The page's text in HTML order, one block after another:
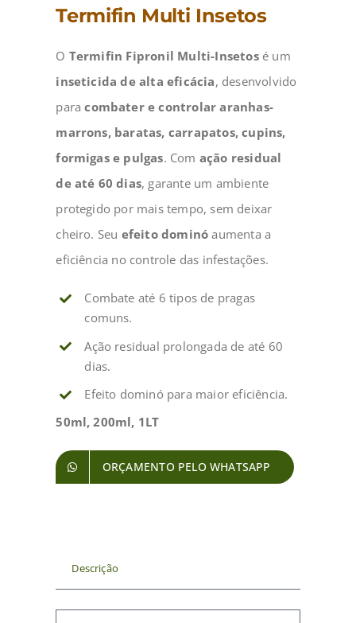
Termifin Multi Insetos
O Termifin Fipronil Multi-Insetosé um
inseticida de alta eficácia, desenvolvido
paracombater e controlar aranhas-
marrons, baratas, carrapatos, cupins,
formigas e pulgas. Com ação residual
de até 60 dias, garante um ambiente
protegido por mais tempo, sem deixar
cheiro. Seu efeito dominó aumenta a
eficiência no controle das infestações.
Combate até 6 tipos de pragas
comuns.
Ação residual prolongada de até 60
dias.
Efeito dominó para maior eficiência.
50ml, 200ml, 1LT
ORÇAMENTO PELO WHATSAPP
Descrição